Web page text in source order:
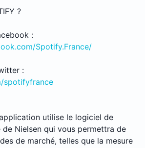
?
:
Spotify.France/
:
spotifyfrance
utilise le logiciel de
de Nielsen qui vous permettra de
de marché, telles que la mesure